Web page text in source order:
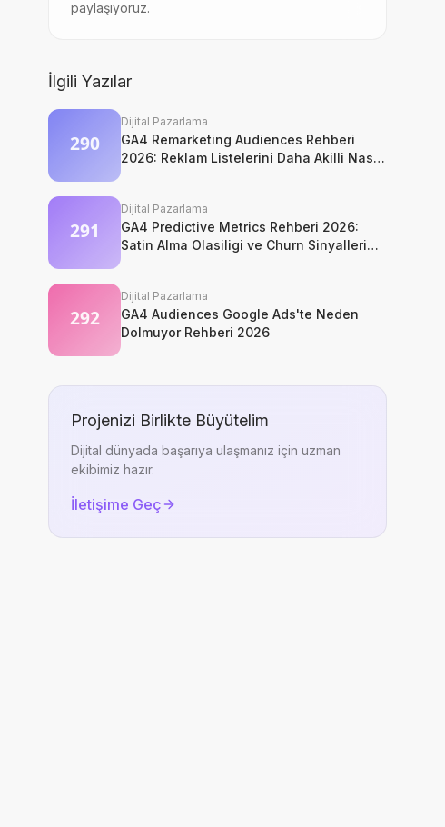
paylaşıyoruz.
İlgili Yazılar
Dijital Pazarlama
GA4 Remarketing Audiences Rehberi
2026: Reklam Listelerini Daha Akilli Nasil
Kurarsiniz?
Dijital Pazarlama
GA4 Predictive Metrics Rehberi 2026:
Satin Alma Olasiligi ve Churn Sinyalleri
Nasil Okunur?
Dijital Pazarlama
GA4 Audiences Google Ads'te Neden
Dolmuyor Rehberi 2026
Projenizi Birlikte Büyütelim
Dijital dünyada başarıya ulaşmanız için uzman
ekibimiz hazır.
İletişime Geç